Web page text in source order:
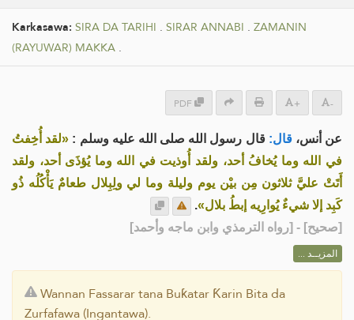
Karkasawa: SIRA DA TARIHI . SIRAR ANNABI . ZAMANIN
(RAYUWAR) MAKKA .
PDF + -
عن أنس، قال: قال رسول الله صلى الله عليه وسلم : «لقد أُخِفتُ
في الله وما يُخافُ أحد، ولقد أُوذيت في الله وما يُؤذَى أحد، ولقد
أَتَتْ عليَّ ثلاثون مِن بيْن يوم وليلة وما لي ولِبِلال طعامٌ يَأْكُلُه ذُو
كَبِد إلا شيءٌ يُوارِيه إبطُ بلال».
[صحيح] - [رواه الترمذي وابن ماجه وأحمد]
المزيــد ...
Wannan Fassarar tana Buƙatar Ƙarin Bita da
Zurfafawa (Ingantawa).